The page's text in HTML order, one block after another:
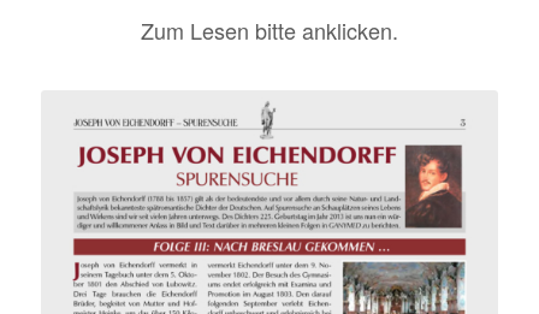
Zum Lesen bitte anklicken.